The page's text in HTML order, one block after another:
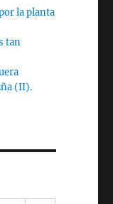
la planta
tan
(II).